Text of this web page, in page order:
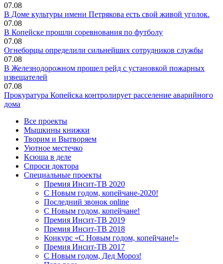
07.08
В Доме культуры имени Петрякова есть свой живой уголок.
07.08
В Копейске прошли соревнования по футболу
07.08
Огнеборцы определили сильнейших сотрудников службы
07.08
В Железнодорожном прошел рейд с установкой пожарных
извещателей
07.08
Прокуратура Копейска контролирует расселение аварийного
дома
Все проекты
Мышкины книжки
Творим и Вытворяем
Уютное местечко
Ксюша в деле
Спроси доктора
Специальные проекты
Премия Инсит-ТВ 2020
С Новым годом, копейчане-2020!
Последний звонок online
С Новым годом, копейчане!
Премия Инсит-ТВ 2019
Премия Инсит-ТВ 2018
Конкурс «С Новым годом, копейчане!»
Премия Инсит-ТВ 2017
С Новым годом, Дед Мороз!